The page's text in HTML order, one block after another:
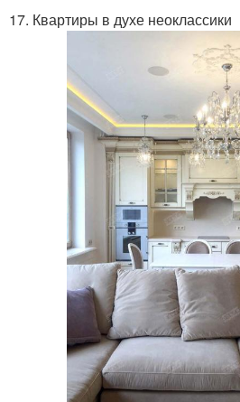
17. Квартиры в духе неоклассики